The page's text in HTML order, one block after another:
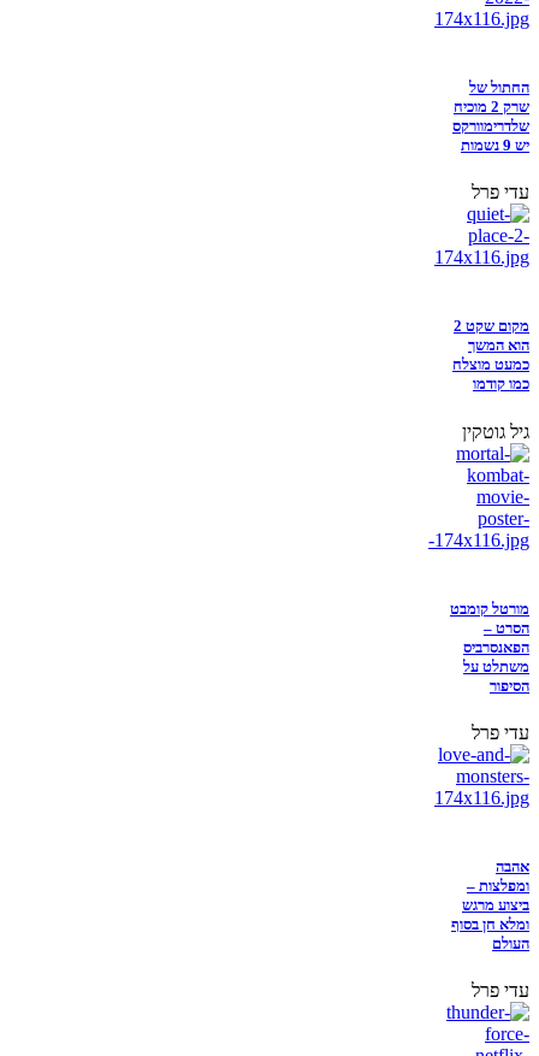
החתול של
שרק 2 מוכיח
שלדרימוורקס
יש 9 נשמות
עדי פרל
מקום שקט 2
הוא המשך
כמעט מוצלח
כמו קודמו
גיל גוטקין
מורטל קומבט
הסרט –
הפאנסרביס
משתלט על
הסיפור
עדי פרל
אהבה
ומפלצות –
ביצוע מרגש
ומלא חן בסוף
העולם
עדי פרל